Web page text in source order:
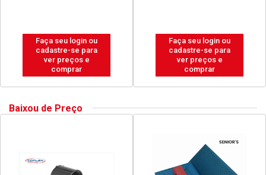
Faça seu login ou
cadastre-se para
ver preços e
comprar
Faça seu login ou
cadastre-se para
ver preços e
comprar
Baixou de Preço